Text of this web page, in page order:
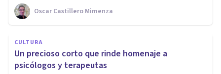
Oscar Castillero Mimenza
CULTURA
Un precioso corto que rinde homenaje a
psicólogos y terapeutas